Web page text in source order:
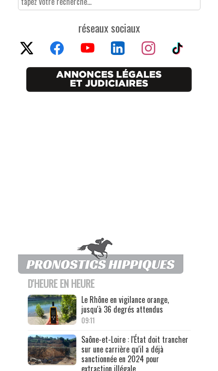
réseaux sociaux
D'HEURE EN HEURE
Le Rhône en vigilance orange,
jusqu'à 36 degrés attendus
09:11
Saône-et-Loire : l'État doit trancher
sur une carrière qu'il a déjà
sanctionnée en 2024 pour
extraction illégale